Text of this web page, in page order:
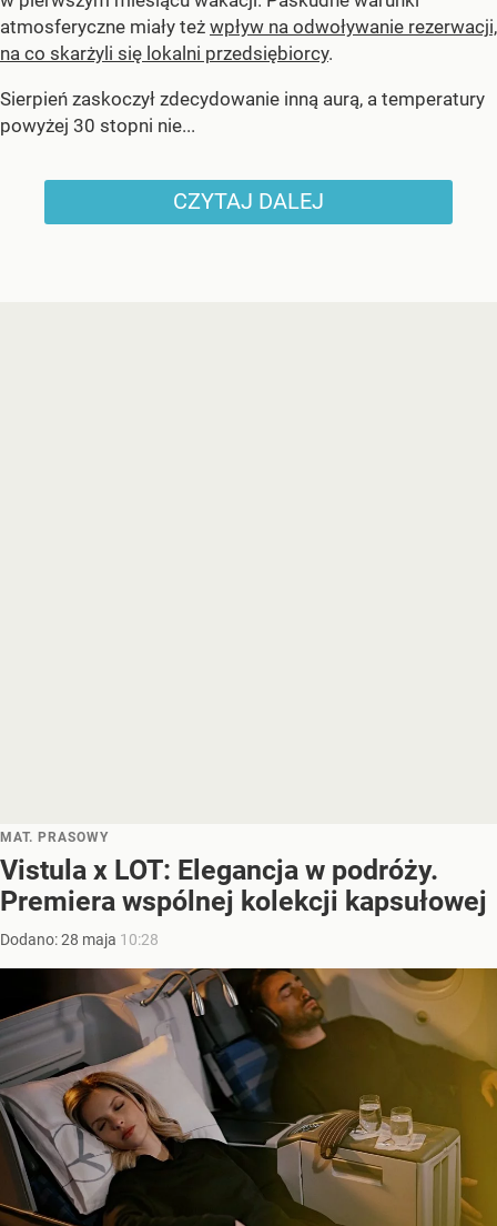
atmosferyczne miały też wpływ na odwoływanie rezerwacji,
na co skarżyli się lokalni przedsiębiorcy.
Sierpień zaskoczył zdecydowanie inną aurą, a temperatury
powyżej 30 stopni nie...
CZYTAJ DALEJ
MAT. PRASOWY
Vistula x LOT: Elegancja w podróży.
Premiera wspólnej kolekcji kapsułowej
Dodano:28 maja 10:28